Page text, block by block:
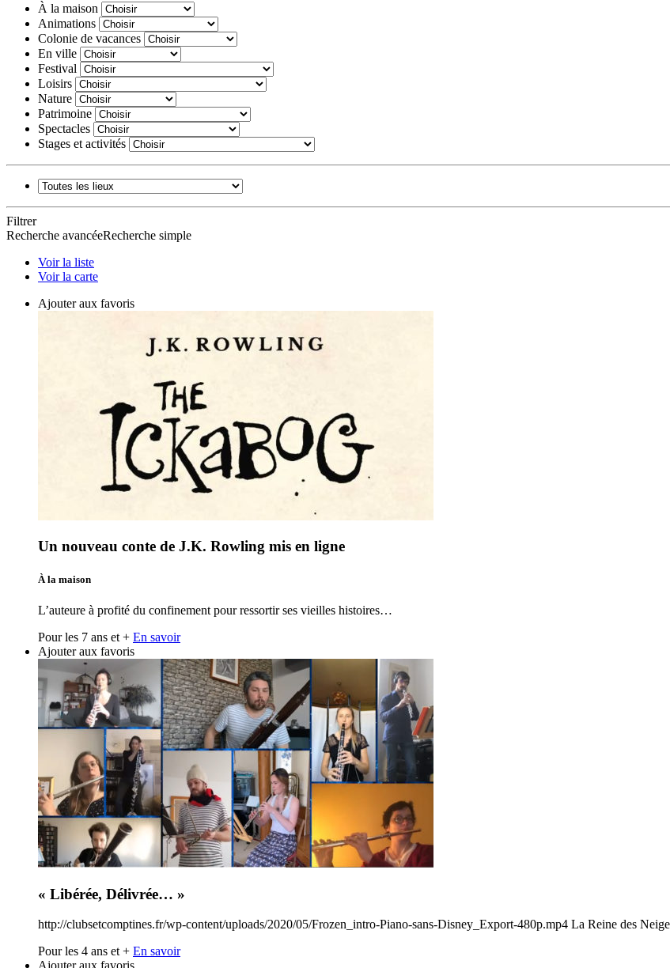
À la maison
Animations
Colonie de vacances
En ville
Festival
Loisirs
Nature
Patrimoine
Spectacles
Stages et activités
Filtrer
Recherche avancéeRecherche simple
Voir la liste
Voir la carte
Ajouter aux favoris
Un nouveau conte de J.K. Rowling mis en ligne
À la maison
L’auteure à profité du confinement pour ressortir ses vieilles histoires…
Pour les 7 ans et + En savoir
Ajouter aux favoris
« Libérée, Délivrée… »
http://clubsetcomptines.fr/wp-content/uploads/2020/05/Frozen_intro-Piano-sans-Disney_Export-480p.mp4 La Reine des
Pour les 4 ans et + En savoir